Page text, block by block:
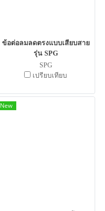
ข้อต่อลมลดตรงแบบเสียบสาย
รุ่น SPG
SPG
เปรียบเทียบ
New